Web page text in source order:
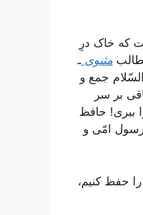
که خاک درِ
مثنوی ـ
جمع و
بر سر
ببری! حافظ
رسول امّی و
حفظ کنیم،